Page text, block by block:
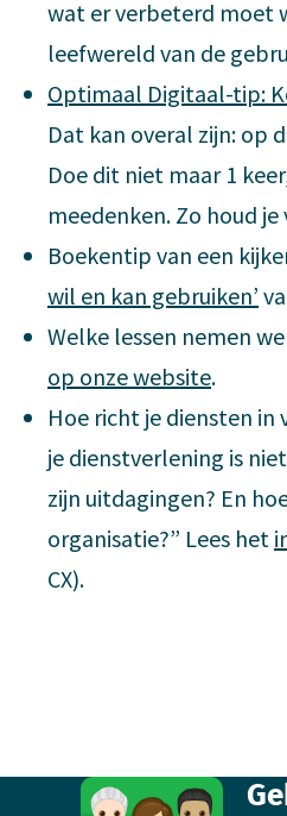
wat er verbeterd moet
leefwereld van de
Optimaal Digitaal-tip:
Dat kan overal zijn: op
Doe dit niet maar 1
meedenken. Zo houd
Boekentip van een
wil en kan gebruiken’
Welke lessen nemen
op onze website.
Hoe richt je diensten
je dienstverlening is
zijn uitdagingen? En
organisatie?” Lees het
CX).
Footer